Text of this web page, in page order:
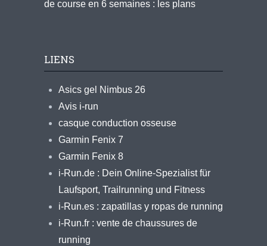
de course en 6 semaines : les plans
LIENS
Asics gel Nimbus 26
Avis i-run
casque conduction osseuse
Garmin Fenix 7
Garmin Fenix 8
i-Run.de : Dein Online-Spezialist für
Laufsport, Trailrunning und Fitness
i-Run.es : zapatillas y ropas de running
i-Run.fr : vente de chaussures de
running